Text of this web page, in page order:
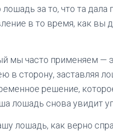
за то, что та
в то время, как вы
мы часто применяем —
в сторону, заставляя
решение,
лошадь снова увидит
лошадь, как верно